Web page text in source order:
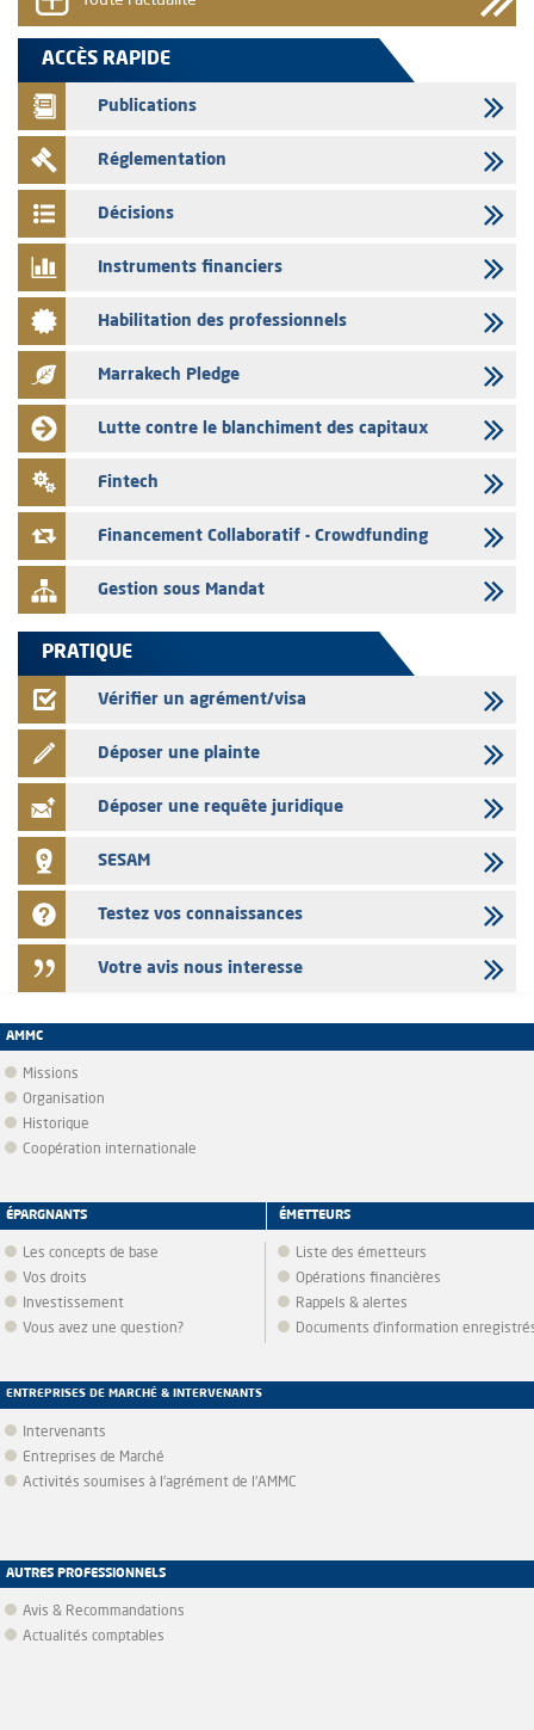
04/08/2026
L’AMMC met sur son site internet les publications réalisées par les
émetteurs en date du 4 août 2026
03/08/2026
Saham Bank – Mise à jour annuelle du dossier d’information relatif au
programme d'émission de certificats de dépôt
L’AMMC met sur son site internet les publications réalisées par les
03/08/2026
Liste des agréments et visas d'OPCVM accordés par l'AMMC pour le
mois de juillet 2026
03/08/2026
L' AMMC publie les indicateurs mensuels du marché des capitaux pour
le mois de Juin 2026
31/07/2026
L’AMMC met sur son site internet les publications réalisées par les
émetteurs du 30 au 31 juillet 2026
ACCÈS RAPIDE
Publications
Réglementation
Décisions
Instruments financiers
Habilitation des professionnels
Marrakech Pledge
Lutte contre le blanchiment des capitaux
Fintech
Financement Collaboratif - Crowdfunding
Gestion sous Mandat
PRATIQUE
Vérifier un agrément/visa
Déposer une plainte
Déposer une requête juridique
SESAM
Testez vos connaissances
Votre avis nous interesse
AMMC
Missions
Organisation
Historique
Coopération internationale
ÉPARGNANTS
Les concepts de base
Vos droits
Investissement
Vous avez une question?
ÉMETTEURS
Liste des émetteurs
Opérations financières
Rappels & alertes
Documents d’information
ENTREPRISES DE MARCHÉ & INTERVENANTS
Intervenants
Entreprises de Marché
Activités soumises à l'agrément de l'AMMC
AUTRES PROFESSIONNELS
Avis & Recommandations
Actualités comptables